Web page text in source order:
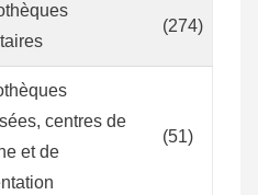
(274)
centres de
et de
(51)